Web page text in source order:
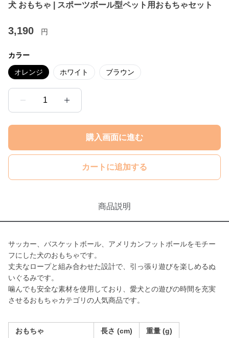
犬 おもちゃ | スポーツボール型ペット用おもちゃセット
3,190 円
カラー
オレンジ ホワイト ブラウン
1
購入画面に進む
カートに追加する
商品説明
サッカー、バスケットボール、アメリカンフットボールをモチー
フにした犬のおもちゃです。
丈夫なロープと組み合わせた設計で、引っ張り遊びを楽しめるぬ
いぐるみです。
噛んでも安全な素材を使用しており、愛犬との遊びの時間を充実
させるおもちゃカテゴリの人気商品です。
おもちゃ 長さ (cm) 重量 (g)